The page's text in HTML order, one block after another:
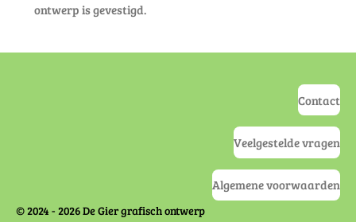
ontwerp is gevestigd.
Contact
Veelgestelde vragen
Algemene voorwaarden
© 2024 - 2026 De Gier grafisch ontwerp